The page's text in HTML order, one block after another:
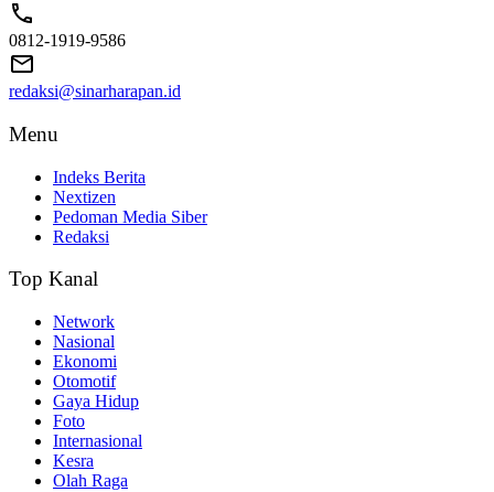
0812-1919-9586
redaksi@sinarharapan.id
Menu
Indeks Berita
Nextizen
Pedoman Media Siber
Redaksi
Top Kanal
Network
Nasional
Ekonomi
Otomotif
Gaya Hidup
Foto
Internasional
Kesra
Olah Raga